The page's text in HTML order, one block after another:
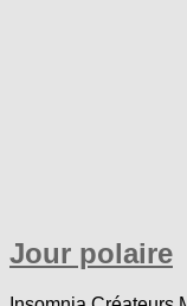
Jour polaire